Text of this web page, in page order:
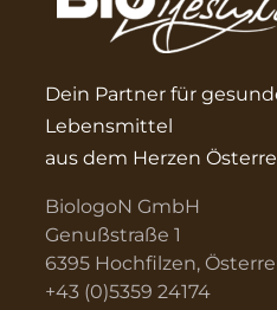
Dein Partner für
Lebensmittel
aus dem Herzen
BiologoN GmbH
Genußstraße 1
6395 Hochfilzen,
+43 (0)5359 24174